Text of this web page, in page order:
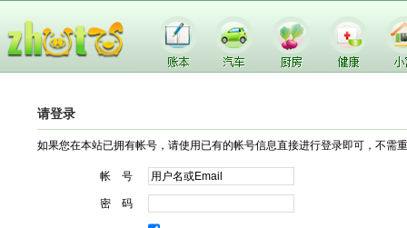
请登录
如果您在本站已拥有帐号，请使用已有的帐号信息直接进行登录即可，不需
帐 号
密 码